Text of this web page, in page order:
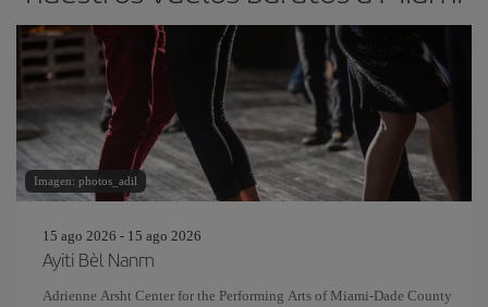
Imagen: photos_adil
15 ago 2026 - 15 ago 2026
Ayiti Bèl Nanm
Adrienne Arsht Center for the Performing Arts of Miami-Dade County